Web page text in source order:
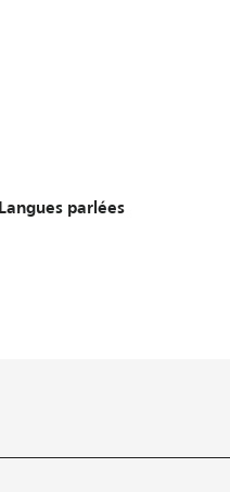
Langues parlées
Langues parlées